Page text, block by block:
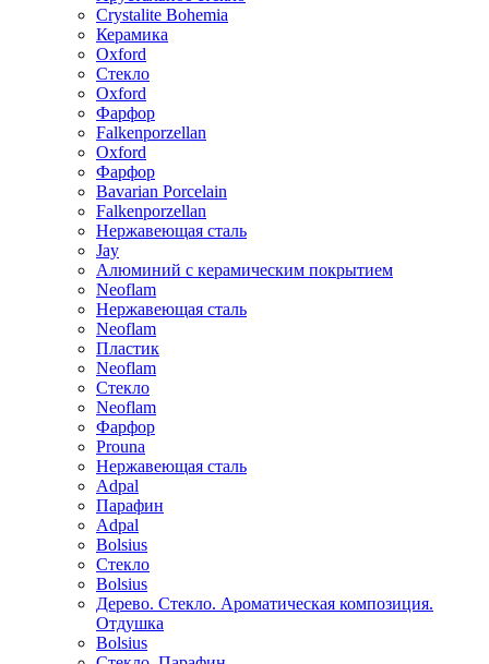
Crystalite Bohemia
Керамика
Oxford
Стекло
Oxford
Фарфор
Falkenporzellan
Oxford
Фарфор
Bavarian Porcelain
Falkenporzellan
Нержавеющая сталь
Jay
Алюминий с керамическим покрытием
Neoflam
Нержавеющая сталь
Neoflam
Пластик
Neoflam
Стекло
Neoflam
Фарфор
Prouna
Нержавеющая сталь
Adpal
Парафин
Adpal
Bolsius
Стекло
Bolsius
Дерево. Стекло. Ароматическая композиция.
Отдушка
Bolsius